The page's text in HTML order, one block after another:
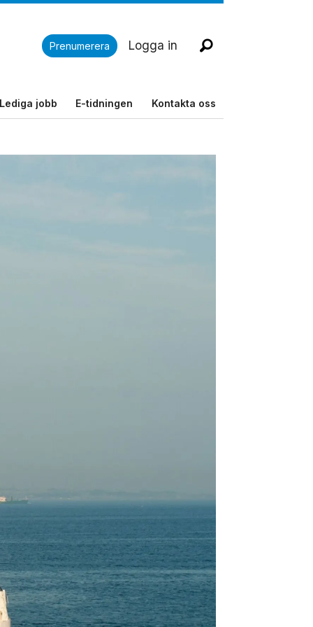
Prenumerera Logga in
Lediga jobb E-tidningen Kontakta oss